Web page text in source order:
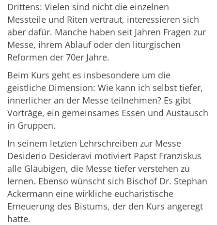
Drittens: Vielen sind nicht die einzelnen
Messteile und Riten vertraut, interessieren sich
aber dafür. Manche haben seit Jahren Fragen zur
Messe, ihrem Ablauf oder den liturgischen
Reformen der 70er Jahre.
Beim Kurs geht es insbesondere um die
geistliche Dimension: Wie kann ich selbst tiefer,
innerlicher an der Messe teilnehmen? Es gibt
Vorträge, ein gemeinsames Essen und Austausch
in Gruppen.
In seinem letzten Lehrschreiben zur Messe
Desiderio Desideravi motiviert Papst Franziskus
alle Gläubigen, die Messe tiefer verstehen zu
lernen. Ebenso wünscht sich Bischof Dr. Stephan
Ackermann eine wirkliche eucharistische
Erneuerung des Bistums, der den Kurs angeregt
hatte.